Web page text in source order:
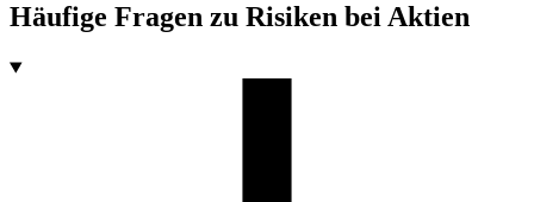
Häufige Fragen zu Risiken bei Aktien